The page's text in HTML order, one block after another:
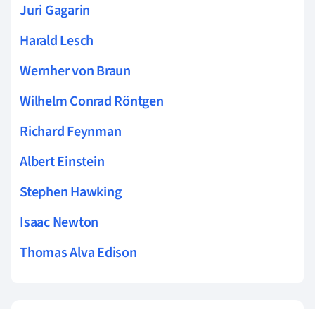
Juri Gagarin
Harald Lesch
Wernher von Braun
Wilhelm Conrad Röntgen
Richard Feynman
Albert Einstein
Stephen Hawking
Isaac Newton
Thomas Alva Edison